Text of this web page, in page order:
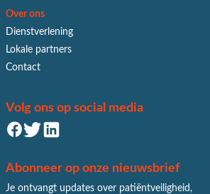
Over ons
Dienstverlening
Lokale partners
Contact
Volg ons op social media
Abonneer op onze nieuwsbrief
Je ontvangt updates over patiëntveiligheid,